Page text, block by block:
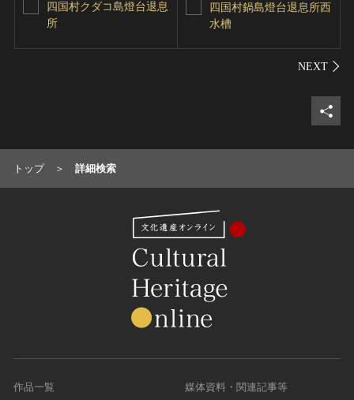
四国村クダコ島燈台退息
所
四国村鍋島燈台退息所西
水槽
シェ
トップ 詳細検索
作品一覧 媒体資料・関連記事等